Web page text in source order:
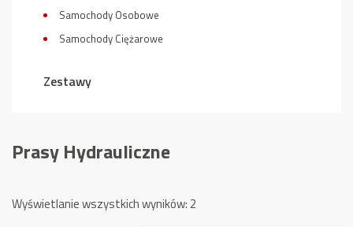
Samochody Osobowe
Samochody Ciężarowe
Zestawy
Prasy Hydrauliczne
Wyświetlanie wszystkich wyników: 2